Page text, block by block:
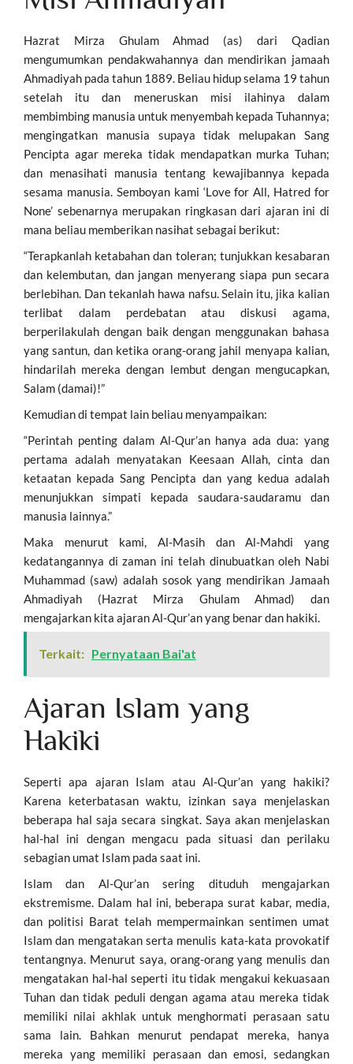
Hazrat Mirza Ghulam Ahmad (as) dari Qadian
mengumumkan pendakwahannya dan mendirikan jamaah
Ahmadiyah pada tahun 1889. Beliau hidup selama 19 tahun
setelah itu dan meneruskan misi ilahinya dalam
membimbing manusia untuk menyembah kepada Tuhannya;
mengingatkan manusia supaya tidak melupakan Sang
Pencipta agar mereka tidak mendapatkan murka Tuhan;
dan menasihati manusia tentang kewajibannya kepada
sesama manusia. Semboyan kami ‘Love for All, Hatred for
None’ sebenarnya merupakan ringkasan dari ajaran ini di
mana beliau memberikan nasihat sebagai berikut:
“Terapkanlah ketabahan dan toleran; tunjukkan kesabaran
dan kelembutan, dan jangan menyerang siapa pun secara
berlebihan. Dan tekanlah hawa nafsu. Selain itu, jika kalian
terlibat dalam perdebatan atau diskusi agama,
berperilakulah dengan baik dengan menggunakan bahasa
yang santun, dan ketika orang-orang jahil menyapa kalian,
hindarilah mereka dengan lembut dengan mengucapkan,
Salam (damai)!”
Kemudian di tempat lain beliau menyampaikan:
“Perintah penting dalam Al-Qur’an hanya ada dua: yang
pertama adalah menyatakan Keesaan Allah, cinta dan
ketaatan kepada Sang Pencipta dan yang kedua adalah
menunjukkan simpati kepada saudara-saudaramu dan
manusia lainnya.”
Maka menurut kami, Al-Masih dan Al-Mahdi yang
kedatangannya di zaman ini telah dinubuatkan oleh Nabi
Muhammad (saw) adalah sosok yang mendirikan Jamaah
Ahmadiyah (Hazrat Mirza Ghulam Ahmad) dan
mengajarkan kita ajaran Al-Qur’an yang benar dan hakiki.
Terkait: Pernyataan Bai'at
Ajaran Islam yang
Hakiki
Seperti apa ajaran Islam atau Al-Qur’an yang hakiki?
Karena keterbatasan waktu, izinkan saya menjelaskan
beberapa hal saja secara singkat. Saya akan menjelaskan
hal-hal ini dengan mengacu pada situasi dan perilaku
sebagian umat Islam pada saat ini.
Islam dan Al-Qur’an sering dituduh mengajarkan
ekstremisme. Dalam hal ini, beberapa surat kabar, media,
dan politisi Barat telah mempermainkan sentimen umat
Islam dan mengatakan serta menulis kata-kata provokatif
tentangnya. Menurut saya, orang-orang yang menulis dan
mengatakan hal-hal seperti itu tidak mengakui kekuasaan
Tuhan dan tidak peduli dengan agama atau mereka tidak
memiliki nilai akhlak untuk menghormati perasaan satu
sama lain. Bahkan menurut pendapat mereka, hanya
mereka yang memiliki perasaan dan emosi, sedangkan